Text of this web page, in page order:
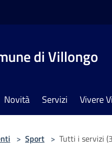
di Villongo
Novità Servizi Vivere
> Sport > Tutti i servizi